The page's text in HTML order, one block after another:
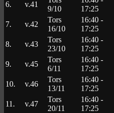
6.
v.41
9/10
17:25
7.
v.42
Tors
16/10
16:40 -
17:25
8.
v.43
Tors
23/10
16:40 -
17:25
9.
v.45
Tors
6/11
16:40 -
17:25
10.
v.46
Tors
13/11
16:40 -
17:25
11.
v.47
Tors
20/11
16:40 -
17:25